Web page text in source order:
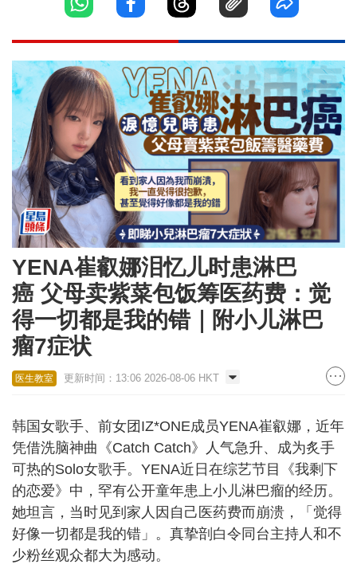
YENA崔叡娜泪忆儿时患淋巴
癌 父母卖紫菜包饭筹医药费：觉
得一切都是我的错｜附小儿淋巴
瘤7症状
医生教室 更新时间：13:06 2026-08-06 HKT
韩国女歌手、前女团IZ*ONE成员YENA崔叡娜，近年
凭借洗脑神曲《Catch Catch》人气急升、成为炙手
可热的Solo女歌手。YENA近日在综艺节目《我剩下
的恋爱》中，罕有公开童年患上小儿淋巴瘤的经历。
她坦言，当时见到家人因自己医药费而崩溃，「觉得
好像一切都是我的错」。真挚剖白令同台主持人和不
少粉丝观众都大为感动。